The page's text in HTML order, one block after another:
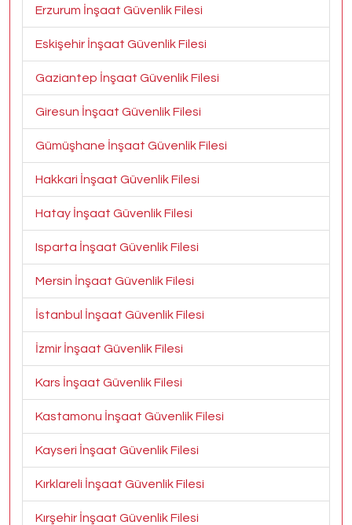
Erzurum İnşaat Güvenlik Filesi
Eskişehir İnşaat Güvenlik Filesi
Gaziantep İnşaat Güvenlik Filesi
Giresun İnşaat Güvenlik Filesi
Gümüşhane İnşaat Güvenlik Filesi
Hakkari İnşaat Güvenlik Filesi
Hatay İnşaat Güvenlik Filesi
Isparta İnşaat Güvenlik Filesi
Mersin İnşaat Güvenlik Filesi
İstanbul İnşaat Güvenlik Filesi
İzmir İnşaat Güvenlik Filesi
Kars İnşaat Güvenlik Filesi
Kastamonu İnşaat Güvenlik Filesi
Kayseri İnşaat Güvenlik Filesi
Kırklareli İnşaat Güvenlik Filesi
Kırşehir İnşaat Güvenlik Filesi